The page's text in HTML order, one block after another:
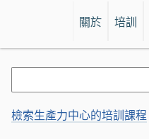
關於 培訓
檢索生產力中心的培訓課程